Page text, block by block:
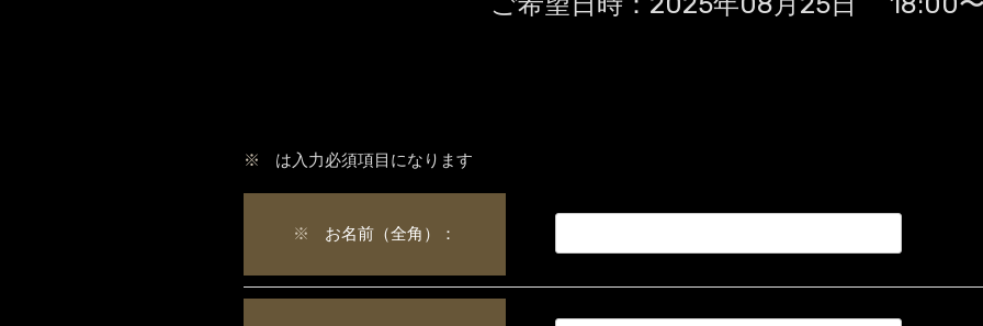
※ は入力必須項目になります
※ お名前（全角）：